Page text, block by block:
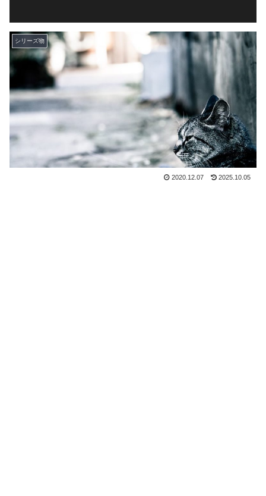
シリーズ物
2020.12.07 2025.10.05